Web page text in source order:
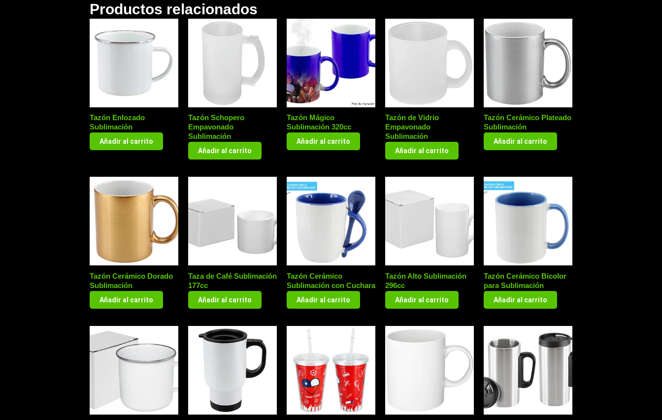
Productos relacionados
Tazón Enlozado
Sublimación
Añadir al carrito
Tazón Schopero
Empavonado
Sublimación
Añadir al carrito
Tazón Mágico
Sublimación 320cc
Añadir al carrito
Tazón de Vidrio
Empavonado
Sublimación
Añadir al carrito
Tazón Cerámico Plateado
Sublimación
Añadir al carrito
Tazón Cerámico Dorado
Sublimación
Añadir al carrito
Taza de Café Sublimación
177cc
Añadir al carrito
Tazón Cerámico
Sublimación con Cuchara
Añadir al carrito
Tazón Alto Sublimación
296cc
Añadir al carrito
Tazón Cerámico Bicolor
para Sublimación
Añadir al carrito